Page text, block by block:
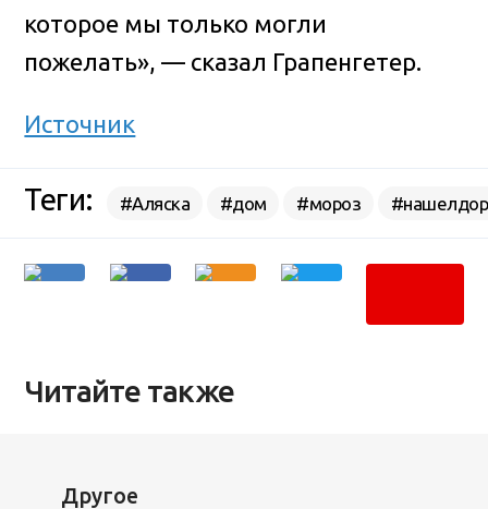
которое мы только могли
пожелать», — сказал Грапенгетер.
Источник
Теги: #Аляска #дом #мороз
Читайте также
Другое